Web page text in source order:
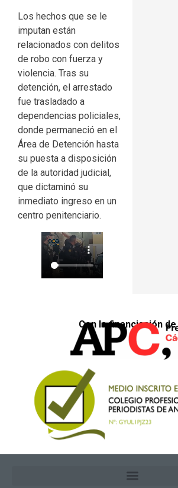
Los hechos que se le
imputan están
relacionados con delitos
de robo con fuerza y
violencia. Tras su
detención, el arrestado
fue trasladado a
dependencias policiales,
donde permaneció en el
Área de Detención hasta
su puesta a disposición
de la autoridad judicial,
que dictaminó su
inmediato ingreso en un
centro penitenciario.
Con la financiación de